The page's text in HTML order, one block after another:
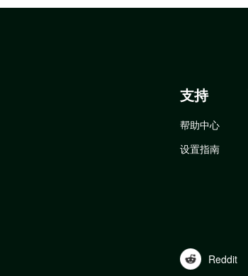
支持
帮助中心
设置指南
Reddit